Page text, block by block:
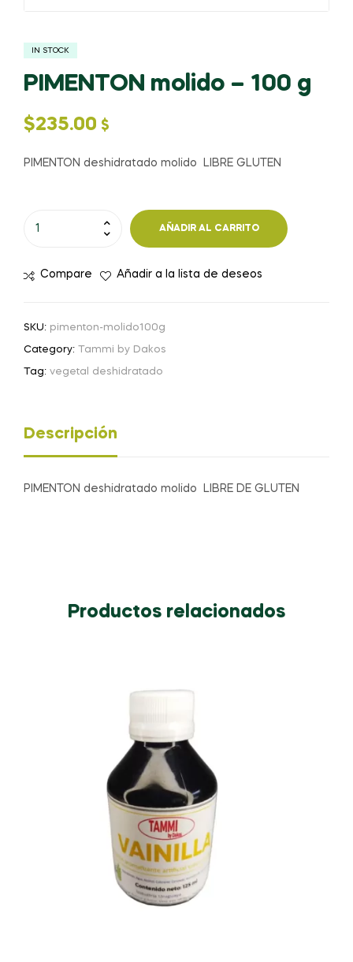
IN STOCK
PIMENTON molido – 100 g
$235.00 $
PIMENTON deshidratado molido LIBRE GLUTEN
100
AÑADIR AL CARRITO
Compare Añadir a la lista de deseos
SKU: pimenton-molido100g
Category: Tammi by Dakos
Tag: vegetal deshidratado
Descripción
PIMENTON deshidratado molido LIBRE DE GLUTEN
Productos relacionados